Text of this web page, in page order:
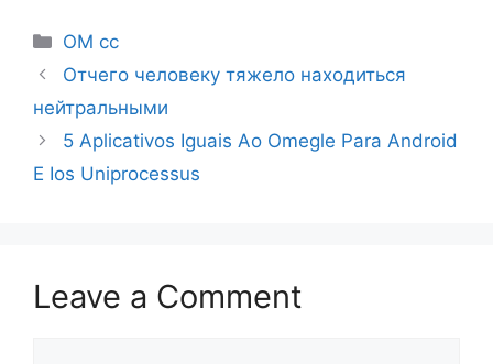
OM cc
Отчего человеку тяжело находиться
нейтральными
5 Aplicativos Iguais Ao Omegle Para Android
E Ios Uniprocessus
Leave a Comment